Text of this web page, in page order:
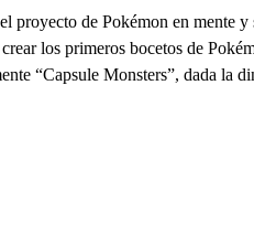
proyecto de Pokémon en mente
los primeros bocetos de
“Capsule Monsters”, dada la